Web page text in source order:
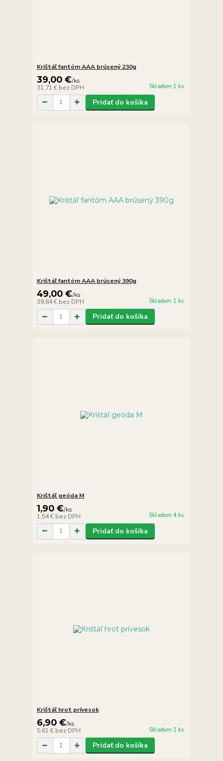
Krištáľ fantóm AAA brúsený 230g
39,00 €/ks
31,71 € bez DPH Skladom 1 ks
Pridať do košíka
Krištáľ fantóm AAA brúsený 390g
49,00 €/ks
39,84 € bez DPH Skladom 1 ks
Pridať do košíka
Krištáľ geóda M
1,90 €/ks
1,54 € bez DPH Skladom 4 ks
Pridať do košíka
Krištáľ hrot prívesok
6,90 €/ks
5,61 € bez DPH Skladom 1 ks
Pridať do košíka